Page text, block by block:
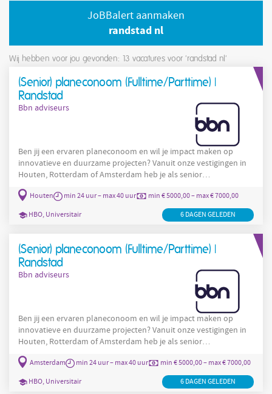
JoBBalert aanmaken
randstad nl
Wij hebben voor jou gevonden: 13 vacatures voor 'randstad nl'
(Senior) planeconoom (Fulltime/Parttime) |
Randstad
Bbn adviseurs
Ben jij een ervaren planeconoom en wil je impact maken op
innovatieve en duurzame projecten? Vanuit onze vestigingen in
Houten, Rotterdam of Amsterdam heb je als senior
planeconoom een leidende rol in complexe projecten binnen
gebiedsontwikkeling in commercieel en maatschappelijk
vastgoed. Jouw functie: Als (senior) planeconoom bij bbn reken
jij aan de financiële haalbaarheid van complexe projecten in
Houten min 24 uur – max 40 uur min € 5000,00 – max € 7000,00
HBO, Universitair 6 DAGEN GELEDEN
(Senior) planeconoom (Fulltime/Parttime) |
Randstad
Bbn adviseurs
Ben jij een ervaren planeconoom en wil je impact maken op
innovatieve en duurzame projecten? Vanuit onze vestigingen in
Houten, Rotterdam of Amsterdam heb je als senior
planeconoom een leidende rol in complexe projecten binnen
gebiedsontwikkeling in commercieel en maatschappelijk
vastgoed. Jouw functie: Als (senior) planeconoom bij bbn reken
jij aan de financiële haalbaarheid van complexe projecten in
Amsterdam min 24 uur – max 40 uur min € 5000,00 – max € 7000,00
HBO, Universitair 6 DAGEN GELEDEN